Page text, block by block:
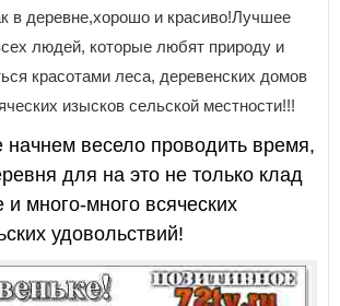
в деревне,хорошо и красиво!Лучшее
людей, которые любят природу и
красотами леса, деревенских домов
изысков сельской местности!!!
весело проводить время,
для на это не только клад
много-много всяческих
удовольствий!